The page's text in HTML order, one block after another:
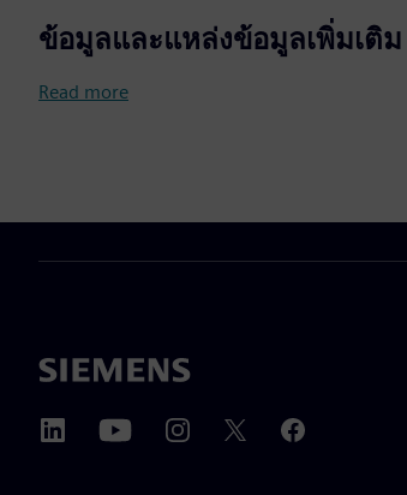
ข้อมูลและแหล่งข้อมูลเพิ่มเติม
Read more